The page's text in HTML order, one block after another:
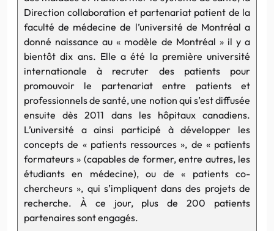
Direction collaboration et partenariat patient de la
faculté de médecine de l’université de Montréal a
donné naissance au « modèle de Montréal » il y a
bientôt dix ans. Elle a été la première université
internationale à recruter des patients pour
promouvoir le partenariat entre patients et
professionnels de santé, une notion qui s’est diffusée
ensuite dès 2011 dans les hôpitaux canadiens.
L’université a ainsi participé à développer les
concepts de « patients ressources », de « patients
formateurs » (capables de former, entre autres, les
étudiants en médecine), ou de « patients co-
chercheurs », qui s’impliquent dans des projets de
recherche. À ce jour, plus de 200 patients
partenaires sont engagés.